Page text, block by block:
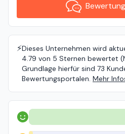
⚡️Dieses Unternehmen wird
4.79 von 5 Sternen bewertet
Grundlage hierfür sind 73
Bewertungsportalen. Mehr
Positiv